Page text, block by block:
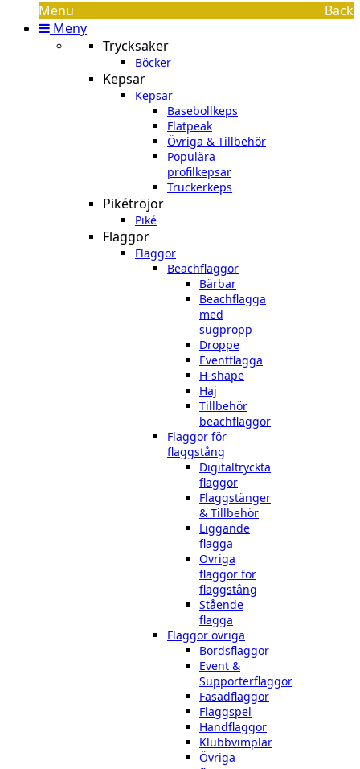
Menu
Back
Meny
Trycksaker
Böcker
Kepsar
Kepsar
Basebollkeps
Flatpeak
Övriga & Tillbehör
Populära
profilkepsar
Truckerkeps
Pikétröjor
Piké
Flaggor
Flaggor
Beachflaggor
Bärbar
Beachflagga
med
sugpropp
Droppe
Eventflagga
H-shape
Haj
Tillbehör
beachflaggor
Flaggor för
flaggstång
Digitaltryckta
flaggor
Flaggstänger
& Tillbehör
Liggande
flagga
Övriga
flaggor för
flaggstång
Stående
flagga
Flaggor övriga
Bordsflaggor
Event &
Supporterflaggor
Fasadflaggor
Flaggspel
Handflaggor
Klubbvimplar
Övriga